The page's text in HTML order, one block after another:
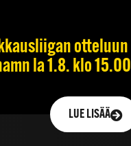
otteluun
la 1.8. klo 15.00
LUE LISÄÄ